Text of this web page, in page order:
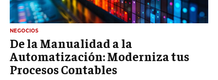
NEGOCIOS
De la Manualidad a la
Automatización: Moderniza tus
Procesos Contables